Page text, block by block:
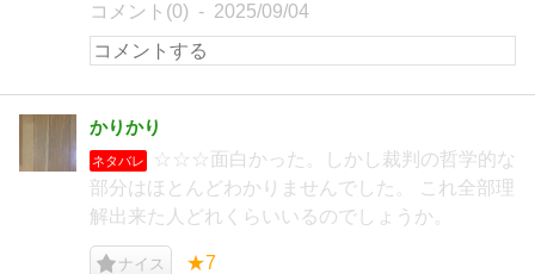
コメント(0) 2025/09/04
かりかり
ネタバレ
☆☆☆面白かった。しかし裁判の哲学的な
部分はほとんどわかりませんでした。 これ全部理
解出来た人どれくらいいるのでしょうか。
ナイス ★7